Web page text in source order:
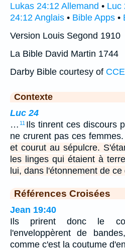
Lukas 24:12 Allemand • Luc
24:12 Anglais • Bible Apps •
Version Louis Segond 1910
La Bible David Martin 1744
Darby Bible courtesy of
Contexte
Luc 24
… 11 Ils tinrent ces discours
ne crurent pas ces femmes.
et courut au sépulcre.
les linges qui étaient à
lui, dans l'étonnement de ce
Références Croisées
Jean 19:40
Ils prirent donc le
l'enveloppèrent de
comme c'est la coutume